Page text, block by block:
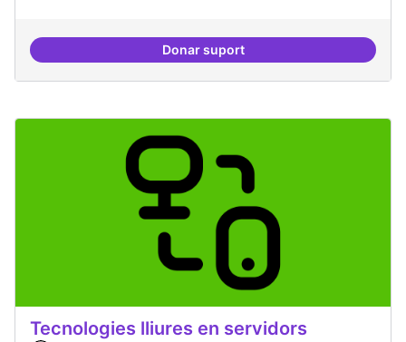
Donar suportGrades democràtiques
Tecnologies lliures en servidors